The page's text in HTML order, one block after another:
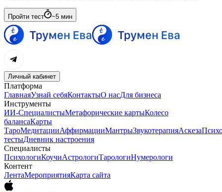
Пройти тест ~5 мин
Личный кабинет
Платформа
ГлавнаяУзнай себяКонтактыО насДля бизнеса
Инструменты
ИИ-СпециалистыМетафорические картыКолесо
балансаКарты
ТароМедитацииАффирмацииМантрыЗвукотерапияАскеза
тестыДневник настроения
Специалисты
ПсихологиКоучиАстрологиТарологиНумерологи
Контент
ЛентаМероприятияКарта сайта